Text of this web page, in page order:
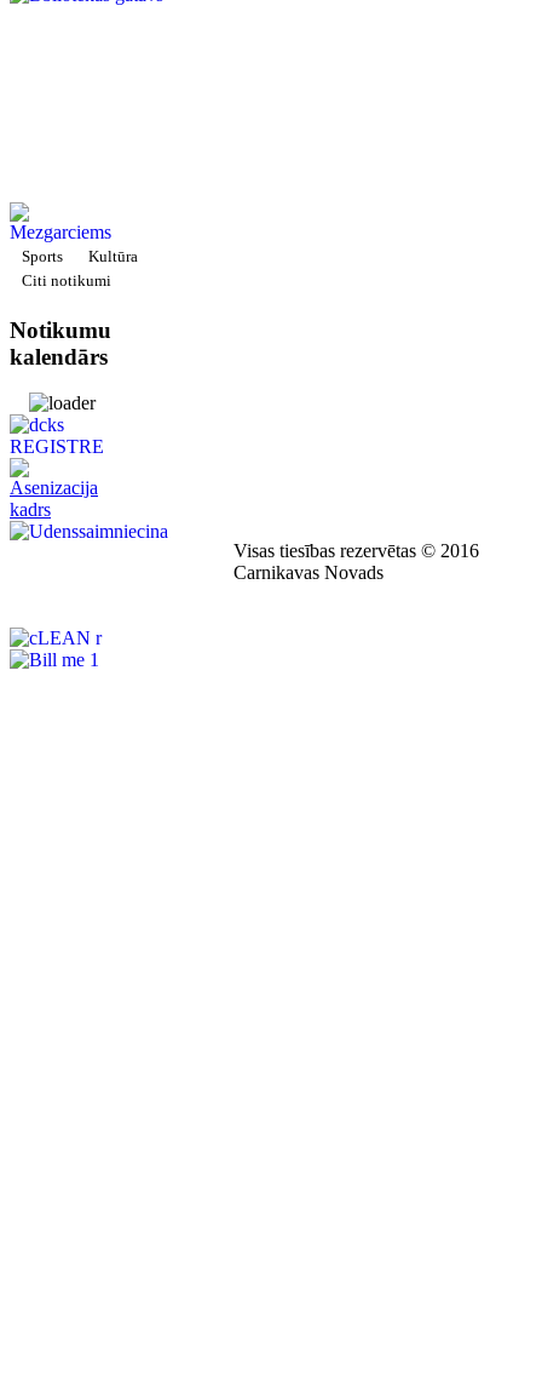
Sports
Kultūra
Citi notikumi
Notikumu
kalendārs
Visas tiesības rezervētas © 2016
Carnikavas Novads